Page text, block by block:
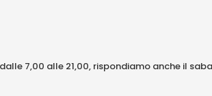
7,00 alle 21,00, rispondiamo anche il